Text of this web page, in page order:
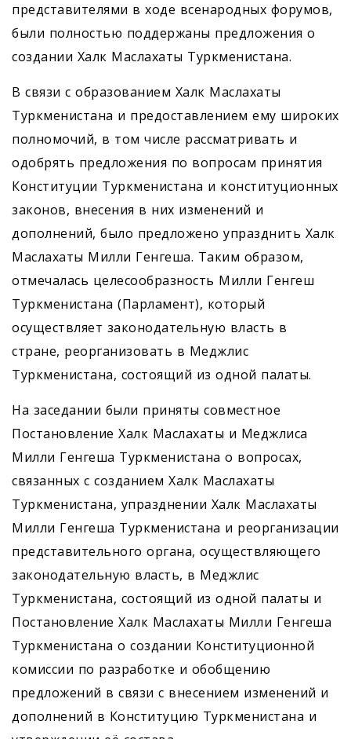
представителями в ходе всенародных форумов,
были полностью поддержаны предложения о
создании Халк Маслахаты Туркменистана.
В связи с образованием Халк Маслахаты
Туркменистана и предоставлением ему широких
полномочий, в том числе рассматривать и
одобрять предложения по вопросам принятия
Конституции Туркменистана и конституционных
законов, внесения в них изменений и
дополнений, было предложено упразднить Халк
Маслахаты Милли Генгеша. Таким образом,
отмечалась целесообразность Милли Генгеш
Туркменистана (Парламент), который
осуществляет законодательную власть в
стране, реорганизовать в Меджлис
Туркменистана, состоящий из одной палаты.
На заседании были приняты совместное
Постановление Халк Маслахаты и Меджлиса
Милли Генгеша Туркменистана о вопросах,
связанных с созданием Халк Маслахаты
Туркменистана, упразднении Халк Маслахаты
Милли Генгеша Туркменистана и реорганизации
представительного органа, осуществляющего
законодательную власть, в Меджлис
Туркменистана, состоящий из одной палаты и
Постановление Халк Маслахаты Милли Генгеша
Туркменистана о создании Конституционной
комиссии по разработке и обобщению
предложений в связи с внесением изменений и
дополнений в Конституцию Туркменистана и